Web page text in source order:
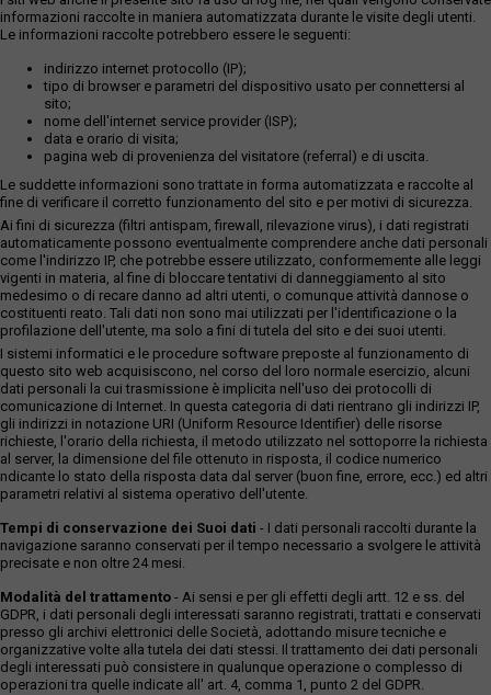
informazioni raccolte in maniera automatizzata durante le visite degli utenti.
Le informazioni raccolte potrebbero essere le seguenti:
indirizzo internet protocollo (IP);
tipo di browser e parametri del dispositivo usato per connettersi al
sito;
nome dell'internet service provider (ISP);
data e orario di visita;
pagina web di provenienza del visitatore (referral) e di uscita.
Le suddette informazioni sono trattate in forma automatizzata e raccolte al
fine di verificare il corretto funzionamento del sito e per motivi di sicurezza.
Ai fini di sicurezza (filtri antispam, firewall, rilevazione virus), i dati registrati
automaticamente possono eventualmente comprendere anche dati personali
come l'indirizzo IP, che potrebbe essere utilizzato, conformemente alle leggi
vigenti in materia, al fine di bloccare tentativi di danneggiamento al sito
medesimo o di recare danno ad altri utenti, o comunque attività dannose o
costituenti reato. Tali dati non sono mai utilizzati per l'identificazione o la
profilazione dell'utente, ma solo a fini di tutela del sito e dei suoi utenti.
I sistemi informatici e le procedure software preposte al funzionamento di
questo sito web acquisiscono, nel corso del loro normale esercizio, alcuni
dati personali la cui trasmissione è implicita nell'uso dei protocolli di
comunicazione di Internet. In questa categoria di dati rientrano gli indirizzi IP,
gli indirizzi in notazione URI (Uniform Resource Identifier) delle risorse
richieste, l'orario della richiesta, il metodo utilizzato nel sottoporre la richiesta
al server, la dimensione del file ottenuto in risposta, il codice numerico
ndicante lo stato della risposta data dal server (buon fine, errore, ecc.) ed altri
parametri relativi al sistema operativo dell'utente.
Tempi di conservazione dei Suoi dati - I dati personali raccolti durante la
navigazione saranno conservati per il tempo necessario a svolgere le attività
precisate e non oltre 24 mesi.
Modalità del trattamento - Ai sensi e per gli effetti degli artt. 12 e ss. del
GDPR, i dati personali degli interessati saranno registrati, trattati e conservati
presso gli archivi elettronici delle Società, adottando misure tecniche e
organizzative volte alla tutela dei dati stessi. Il trattamento dei dati personali
degli interessati può consistere in qualunque operazione o complesso di
operazioni tra quelle indicate all' art. 4, comma 1, punto 2 del GDPR.